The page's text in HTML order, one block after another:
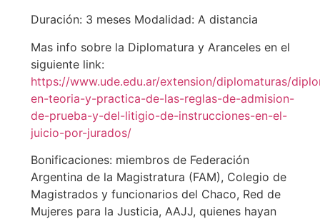
Duración: 3 meses Modalidad: A distancia
Mas info sobre la Diplomatura y Aranceles en el
siguiente link:
https://www.ude.edu.ar/extension/diplomaturas/
en-teoria-y-practica-de-las-reglas-de-admision-
de-prueba-y-del-litigio-de-instrucciones-en-el-
juicio-por-jurados/
Bonificaciones: miembros de Federación
Argentina de la Magistratura (FAM), Colegio de
Magistrados y funcionarios del Chaco, Red de
Mujeres para la Justicia, AAJJ, quienes hayan